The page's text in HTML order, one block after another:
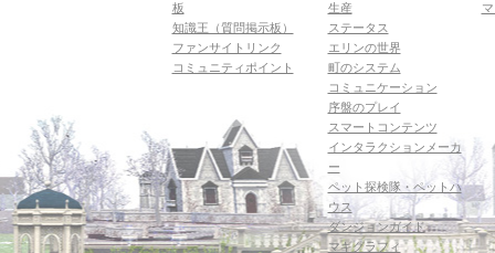
板
知識王（質問掲示板）
ファンサイトリンク
コミュニティポイント
生産
ステータス
エリンの世界
町のシステム
コミュニケーション
序盤のプレイ
スマートコンテンツ
インタラクションメーカ
ー
ペット探検隊・ペットハ
ウス
ダンジョンガイド
マギグラフィ